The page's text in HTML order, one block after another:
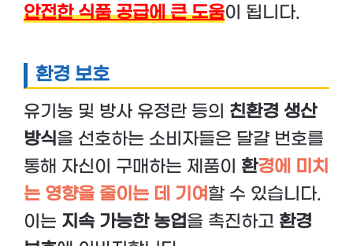
안전한 식품 공급에 큰 도움이 됩니다.
환경 보호
유기농 및 방사 유정란 등의 친환경 생산
방식을 선호하는 소비자들은 달걀 번호를
통해 자신이 구매하는 제품이 환경에 미치
는 영향을 줄이는 데 기여할 수 있습니다.
이는 지속 가능한 농업을 촉진하고 환경